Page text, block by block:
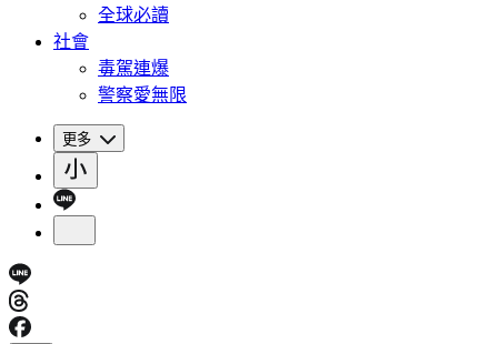
全球必讀
社會
毒駕連爆
警察愛無限
更多